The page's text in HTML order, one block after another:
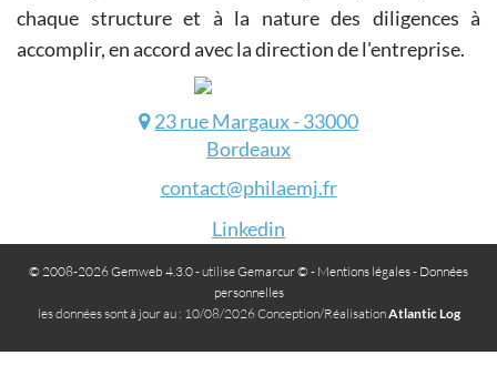
chaque structure et à la nature des diligences à
accomplir, en accord avec la direction de l'entreprise.
23 rue Margaux - 33000
Bordeaux
contact@philaemj.fr
Linkedin
© 2008-2026 Gemweb 4.3.0- utiliseGemarcur © - Mentions légales- Données
personnelles
les données sont à jour au : 10/08/2026 Conception/RéalisationAtlantic Log